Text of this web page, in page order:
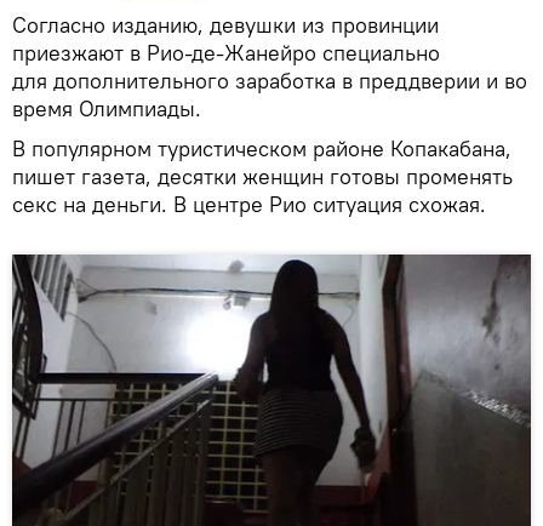
Согласно изданию, девушки из провинции
приезжают в Рио-де-Жанейро специально
для дополнительного заработка в преддверии и во
время Олимпиады.
В популярном туристическом районе Копакабана,
пишет газета, десятки женщин готовы променять
секс на деньги. В центре Рио ситуация схожая.